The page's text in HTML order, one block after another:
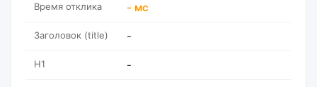
Время отклика - мс
Заголовок (title) -
H1 -